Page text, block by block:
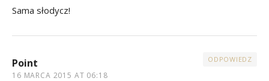
Sama słodycz!
Point
16 MARCA 2015 AT 06:18
ODPOWIEDZ